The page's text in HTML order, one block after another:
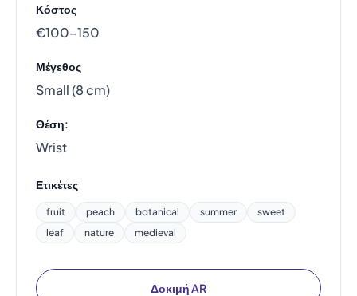
Κόστος
€100–150
Μέγεθος
Small (8 cm)
Θέση:
Wrist
Ετικέτες
fruit peach botanical summer
sweet
leaf
nature medieval
Δοκιμή AR